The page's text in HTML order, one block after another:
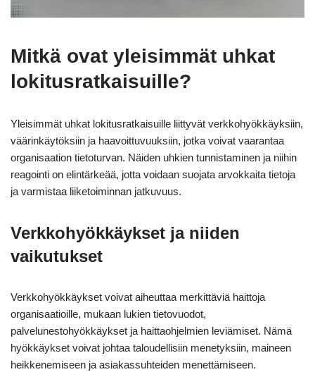
Mitkä ovat yleisimmät uhkat
lokitusratkaisuille?
Yleisimmät uhkat lokitusratkaisuille liittyvät verkkohyökkäyksiin,
väärinkäytöksiin ja haavoittuvuuksiin, jotka voivat vaarantaa
organisaation tietoturvan. Näiden uhkien tunnistaminen ja niihin
reagointi on elintärkeää, jotta voidaan suojata arvokkaita tietoja
ja varmistaa liiketoiminnan jatkuvuus.
Verkkohyökkäykset ja niiden
vaikutukset
Verkkohyökkäykset voivat aiheuttaa merkittäviä haittoja
organisaatioille, mukaan lukien tietovuodot,
palvelunestohyökkäykset ja haittaohjelmien leviämiset. Nämä
hyökkäykset voivat johtaa taloudellisiin menetyksiin, maineen
heikkenemiseen ja asiakassuhteiden menettämiseen.